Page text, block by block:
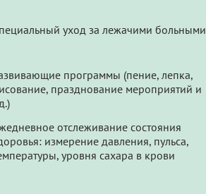
уход за лежачими больными
программы (пение, лепка,
празднование мероприятий и
отслеживание состояния
измерение давления, пульса,
уровня сахара в крови